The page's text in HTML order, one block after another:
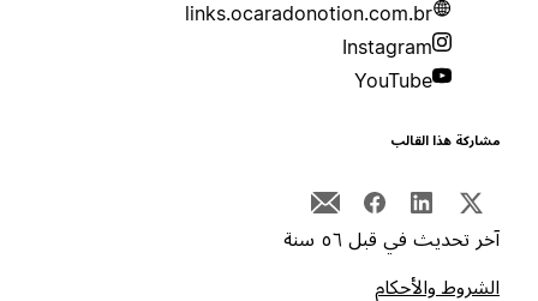
links.ocaradonotion.com.br
Instagram
YouTube
هذا القالب
تحديث في قبل ٥٦ سنة
والأحكام